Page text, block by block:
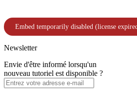
Newsletter
Envie d'être informé lorsqu'un
nouveau tutoriel est disponible ?